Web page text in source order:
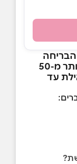
הגדולה והוותיקה בישראל עם יותר מ-50
עד
?